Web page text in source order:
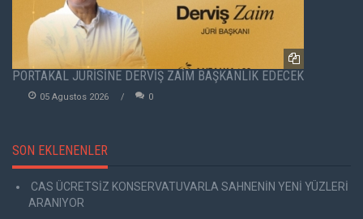
PORTAKAL JÜRİSİNE DERVİŞ ZAİM BAŞKANLIK EDECEK
05 Agustos 2026 0
SON EKLENENLER
CAS ÜCRETSİZ KONSERVATUVARLA SAHNENİN YENİ YÜZLERİ
ARANIYOR